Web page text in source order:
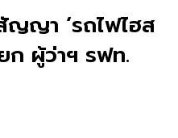
ญญา ‘รถไฟไฮส
ก ผู้ว่าฯ รฟท.